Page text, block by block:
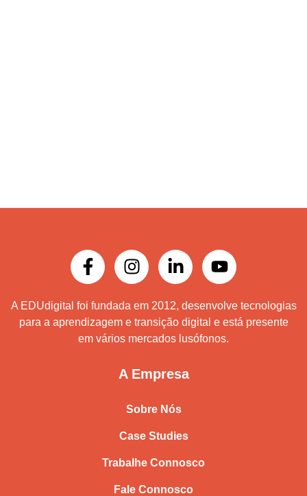
A EDUdigital foi fundada em 2012, desenvolve tecnologias
para a aprendizagem e transição digital e está presente
em vários mercados lusófonos.
A Empresa
Sobre Nós
Case Studies
Trabalhe Connosco
Fale Connosco